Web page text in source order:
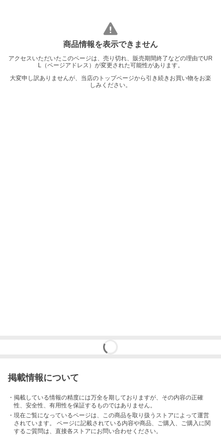
商品情報を表示できません
アクセスいただいたこのページは、売り切れ、販売期間終了などの理由でUR
L（ページアドレス）が変更された可能性があります。
大変申し訳ありませんが、当店のトップページから引き続きお買い物をお楽
しみください。
掲載情報について
・掲載している情報の精度には万全を期しておりますが、その内容の正確
性、安全性、有用性を保証するものではありません。
・現在ご覧になっているページは、この商品を取り扱うストアによって運営
されています。 ページに記載されている内容や商品、ご購入 、ご購入に関
するご質問は、直接各ストアにお問い合わせください。